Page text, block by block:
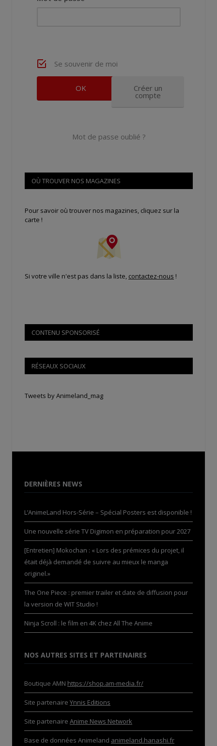
Se souvenir de moi
Créer un
compte
Mot de passe oublié ?
OÙ TROUVER NOS MAGAZINES
Pour savoir où trouver nos magazines, cliquez sur la
carte !
Si votre ville n'est pas dans la liste, contactez-nous !
CONTENU SPONSORISÉ
RÉSEAUX SOCIAUX
Tweets by Animeland_mag
DERNIÈRES NEWS
L’AnimeLand Hors-Série – Spécial Posters est disponible !
Une nouvelle série TV Digimon en préparation pour 2027
[Entretien] Mokochan : « Lors des prémices du projet, il
était déjà demandé de suivre au mieux le manga
originel.»
The One Piece : premier trailer et date de diffusion pour
la version de WIT Studio !
Ninja Scroll : le film en 4K chez All The Anime
NOS AUTRES SITES ET PARTENAIRES
Boutique AMN https://shop.am-media.fr/
Site partenaire Ynnis Editions
Site partenaire Anime News Network
Base de données Animeland animeland.hanashi.fr